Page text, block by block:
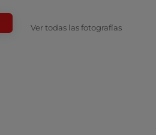
Ver todas las fotografías